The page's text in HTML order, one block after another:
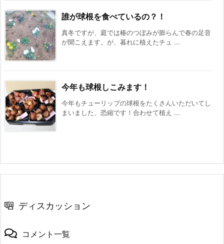
誰が球根を食べているの？！
真冬ですが、庭では椿のつぼみが膨らんで春の足音
が聞こえます。が、暮れに植えたチュ ...
今年も球根しこみます！
今年もチューリップの球根をたくさんいただいてし
まいました、恐縮です！合わせて植え ...
ディスカッション
コメント一覧